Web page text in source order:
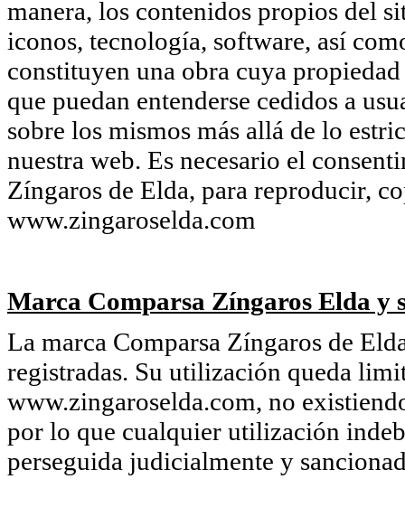
manera, los contenidos propios del
iconos, tecnología, software, así
constituyen una obra cuya
que puedan entenderse cedidos a
sobre los mismos más allá de lo
nuestra web. Es necesario el
Zíngaros de Elda, para reproducir,
www.zingaroselda.com
Marca Comparsa Zíngaros Elda y
La marca Comparsa Zíngaros de
registradas. Su utilización queda
www.zingaroselda.com, no
por lo que cualquier utilización
perseguida judicialmente y